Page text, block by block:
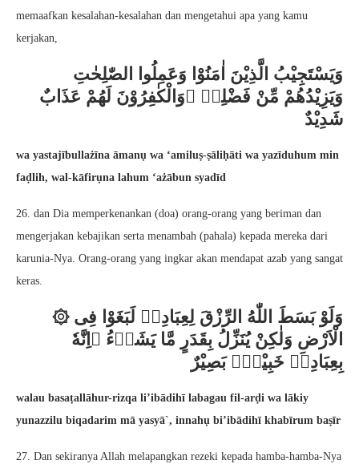
memaafkan kesalahan-kesalahan dan mengetahui apa yang kamu
kerjakan,
وَيَسْتَجِيْبُ الَّذِيْنَ اٰمَنُوْا وَعَمِلُوا الصّٰلِحٰتِ
وَيَزِيْدُهُمْ مِّنْ فَضْلِهٖ ۗوَالْكٰفِرُوْنَ لَهُمْ عَذَابٌ
شَدِيْدٌ
wa yastajībullażīna āmanụ wa ‘amiluṣ-ṣāliḥāti wa yazīduhum min
faḍlih, wal-kāfirụna lahum ‘ażābun syadīd
26. dan Dia memperkenankan (doa) orang-orang yang beriman dan
mengerjakan kebajikan serta menambah (pahala) kepada mereka dari
karunia-Nya. Orang-orang yang ingkar akan mendapat azab yang sangat
keras.
۞ وَلَوْ بَسَطَ اللّٰهُ الرِّزْقَ لِعِبَادِهٖ لَبَغَوْا فِى
الْاَرْضِ وَلٰكِنْ يُنَزِّلُ بِقَدَرٍ مَّا يَشَاۤءُ ۗاِنَّهٗ
بِعِبَادِهٖ خَبِيْرٌۢ بَصِيْرٌ
walau basaṭallāhur-rizqa li’ibādihī labagau fil-arḍi wa lākiy
yunazzilu biqadarim mā yasyā`, innahụ bi’ibādihī khabīrum baṣīr
27. Dan sekiranya Allah melapangkan rezeki kepada hamba-hamba-Nya